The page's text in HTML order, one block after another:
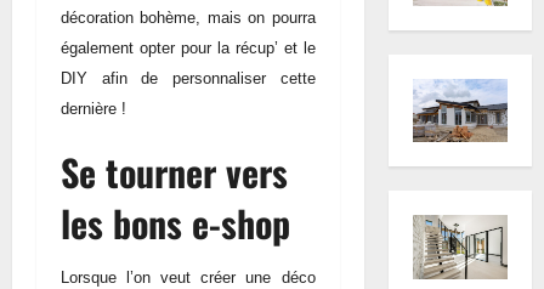
décoration bohème, mais on pourra
également opter pour la récup’ et le
DIY afin de personnaliser cette
dernière !
Se tourner vers
les bons e-shop
Lorsque l’on veut créer une déco